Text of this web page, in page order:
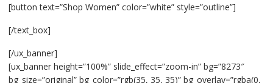
[button text=”Shop Women” color=”white” style=”outline”]
[/text_box]
[/ux_banner]
[ux_banner height=”100%” slide_effect=”zoom-in” bg=”8273″
bg_size=”original” bg_color=”rgb(35, 35, 35)” bg_overlay=”rgba(0,